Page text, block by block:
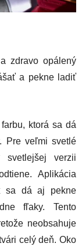
zdravo opálený
a pekne ladiť
ktorá sa dá
Pre veľmi svetlé
verzii
Aplikácia
sa dá aj pekne
fľaky. Tento
neobsahuje
celý deň. Oko